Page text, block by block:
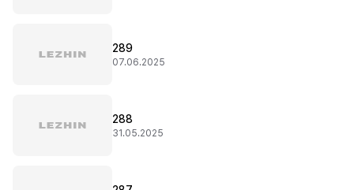
289
07.06.2025
288
31.05.2025